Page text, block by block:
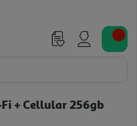
+ Cellular 256gb